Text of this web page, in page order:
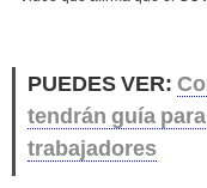
PUEDES VER:
tendrán guía
trabajadores